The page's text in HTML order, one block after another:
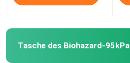
Tasche des Biohazard-95kPa